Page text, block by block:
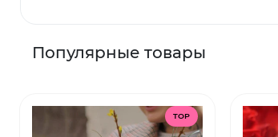
Популярные товары
TOP